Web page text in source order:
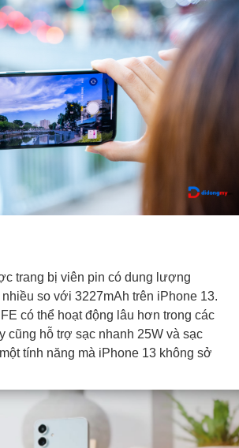
trang bị viên pin có dung lượng
so với 3227mAh trên iPhone 13.
có thể hoạt động lâu hơn trong các
cũng hỗ trợ sạc nhanh 25W và sạc
tính năng mà iPhone 13 không sở